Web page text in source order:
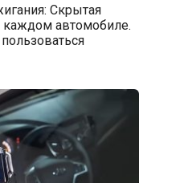
Скрытая
каждом автомобиле.